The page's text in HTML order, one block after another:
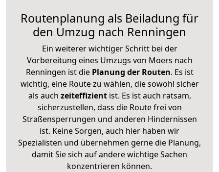
Routenplanung als Beiladung für
den Umzug nach Renningen
Ein weiterer wichtiger Schritt bei der
Vorbereitung eines Umzugs von Moers nach
Renningen ist diePlanung der Routen. Es ist
wichtig, eine Route zu wählen, die sowohl sicher
als auch zeiteffizientist. Es ist auch ratsam,
sicherzustellen, dass die Route frei von
Straßensperrungen und anderen Hindernissen
ist. Keine Sorgen, auch hier haben wir
Spezialisten und übernehmen gerne die Planung,
damit Sie sich auf andere wichtige Sachen
konzentrieren können.